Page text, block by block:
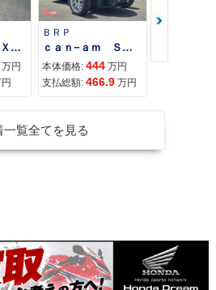
Ｎｉｎｊａ ＺＸ−４Ｒ ＳＥ
万円
ＢＲＰ
ｃａｎ−ａｍ ＳＰＹＤＥＲ ＲＴ ＬＩＭＩＴＥＤ
本体価格: 444 万円
支払総額: 466.9 万円
一覧全てを見る